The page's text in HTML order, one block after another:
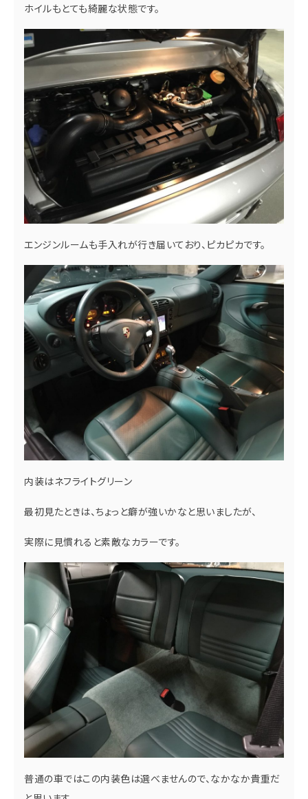
ホイルもとても綺麗な状態です。
エンジンルームも手入れが行き届いており、ピカピカです。
内装はネフライトグリーン
最初見たときは、ちょっと癖が強いかなと思いましたが、
実際に見慣れると素敵なカラーです。
普通の車ではこの内装色は選べませんので、なかなか貴重だ